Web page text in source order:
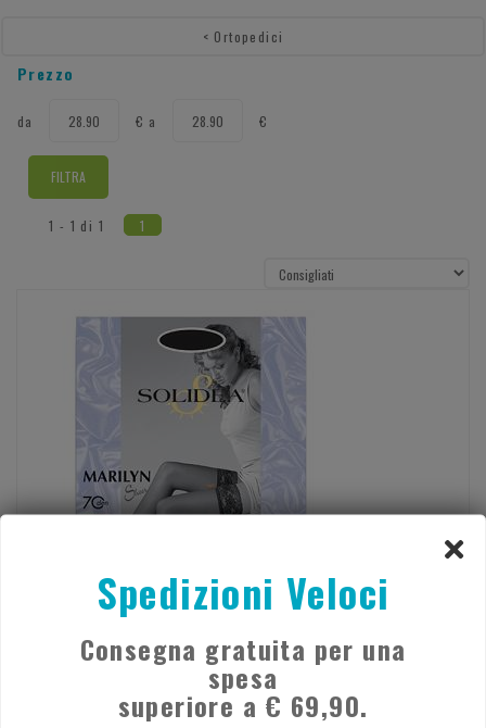
< Ortopedici
Prezzo
da
da € aa €
1 - 1 di 1 1
MARILYN 70 SHEER CAL AREG VIS3
€ 28,90
Acquista
Spedizioni Veloci
Consegna gratuita per una
spesa
superiore a € 69,90.